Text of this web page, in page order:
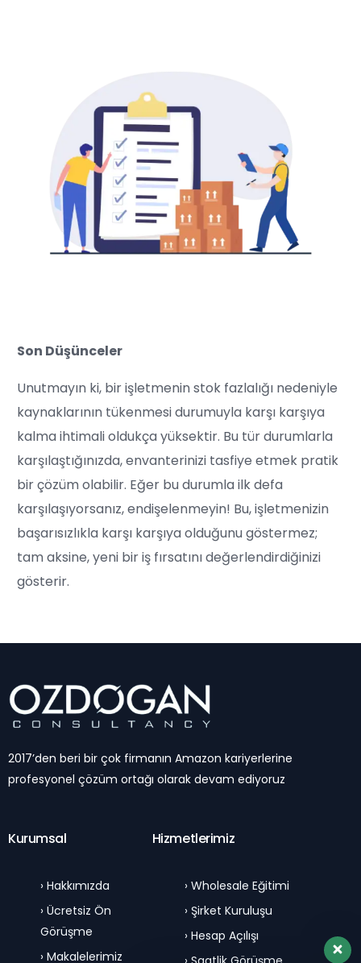
Son Düşünceler
Unutmayın ki, bir işletmenin stok fazlalığı nedeniyle
kaynaklarının tükenmesi durumuyla karşı karşıya
kalma ihtimali oldukça yüksektir. Bu tür durumlarla
karşılaştığınızda, envanterinizi tasfiye etmek pratik
bir çözüm olabilir. Eğer bu durumla ilk defa
karşılaşıyorsanız, endişelenmeyin! Bu, işletmenizin
başarısızlıkla karşı karşıya olduğunu göstermez;
tam aksine, yeni bir iş fırsatını değerlendirdiğinizi
gösterir.
2017’den beri bir çok firmanın Amazon kariyerlerine
profesyonel çözüm ortağı olarak devam ediyoruz
Kurumsal
› Hakkımızda
› Ücretsiz Ön
Görüşme
› Makalelerimiz
Hizmetlerimiz
› Wholesale Eğitimi
› Şirket Kuruluşu
› Hesap Açılışı